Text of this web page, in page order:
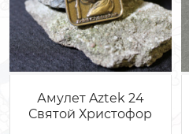
Амулет Aztek 24
Святой Христофор